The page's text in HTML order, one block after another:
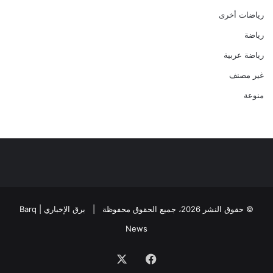
رياضات أخرى
رياضة
رياضة عربية
غير مصنف
منوعة
© حقوق النشر 2026، جميع الحقوق محفوظة |
برق الإخباري | Barq
News
فيسبوك